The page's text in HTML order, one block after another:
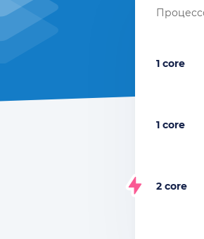
1 core
1 core
2 core